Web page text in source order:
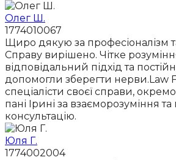
Олег Ш.
1774010067
Щиро дякую за професіоналізм
Справу вирішено. Чітке
відповідальний підхід та
допомогли зберегти нерви.Law
спеціалісти своєї справи,
пані Ірині за взаєморозуміння
консультацію.
Юля Г.
1774002004